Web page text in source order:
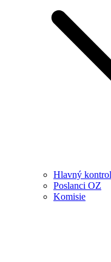
Hlavný
Poslanci OZ
Komisie